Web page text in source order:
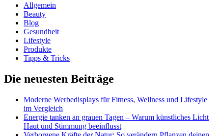
Allgemein
Beauty
Blog
Gesundheit
Lifestyle
Produkte
Tipps & Tricks
Die neuesten Beiträge
Moderne Werbedisplays für Fitness, Wellness und Lifestyle
im Vergleich
Energie tanken an grauen Tagen – Warum künstliches Licht
Haut und Stimmung beeinflusst